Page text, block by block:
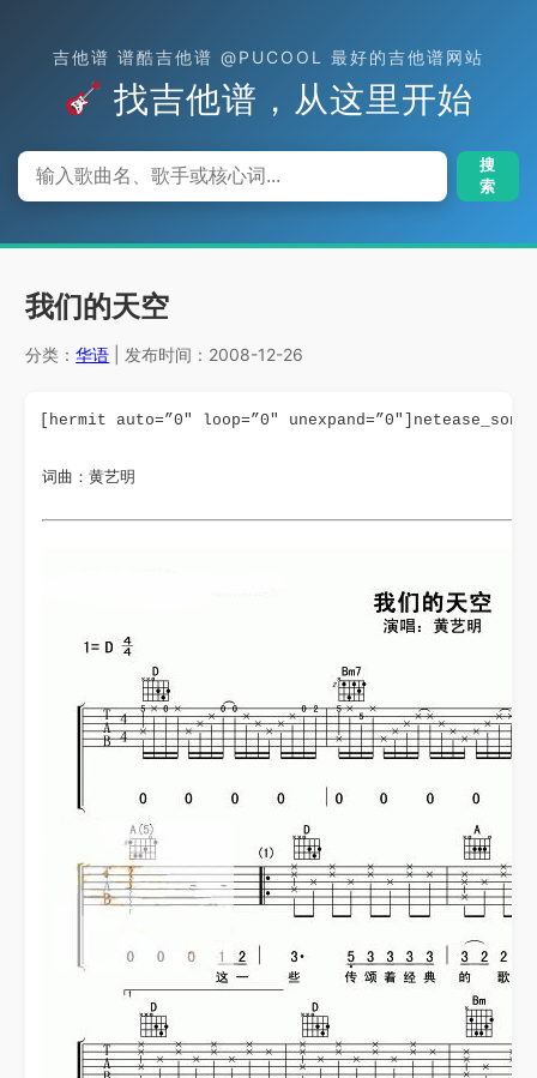
吉他谱 谱酷吉他谱 @PUCOOL 最好的吉他谱网站
找吉他谱，从这里开始
搜
索
我们的天空
分类：华语 | 发布时间：2008-12-26
[hermit auto=”0″ loop=”0″
词曲：黄艺明